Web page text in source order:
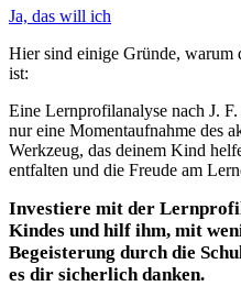
Ja, das will ich
Hier sind einige Gründe,
ist:
Eine Lernprofilanalyse nach J.
nur eine Momentaufnahme des
Werkzeug, das deinem Kind
entfalten und die Freude am
Investiere mit der
Kindes und hilf ihm, mit
Begeisterung durch die
es dir sicherlich danken.